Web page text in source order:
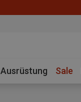
Ausrüstung Sale